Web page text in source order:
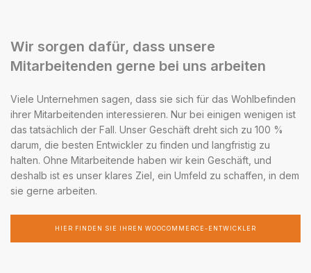
Wir sorgen dafür, dass unsere
Mitarbeitenden gerne bei uns arbeiten
Viele Unternehmen sagen, dass sie sich für das Wohlbefinden
ihrer Mitarbeitenden interessieren. Nur bei einigen wenigen ist
das tatsächlich der Fall. Unser Geschäft dreht sich zu 100 %
darum, die besten Entwickler zu finden und langfristig zu
halten. Ohne Mitarbeitende haben wir kein Geschäft, und
deshalb ist es unser klares Ziel, ein Umfeld zu schaffen, in dem
sie gerne arbeiten.
HIER FINDEN SIE IHREN WOOCOMMERCE-ENTWICKLER